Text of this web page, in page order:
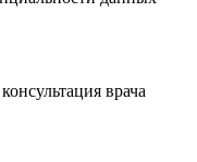
врача